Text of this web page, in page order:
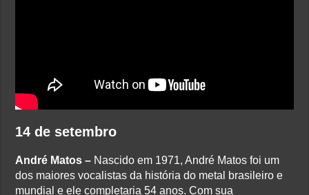
14 de setembro
André Matos – Nascido em 1971, André Matos foi um
dos maiores vocalistas da história do metal brasileiro e
mundial e ele completaria 54 anos. Com sua